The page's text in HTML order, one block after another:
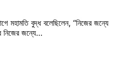
বুদ্ধ বলেছিলেন, “নিজের জন্যে
নিজের জন্যে…